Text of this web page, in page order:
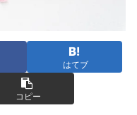
はてブ
コピー